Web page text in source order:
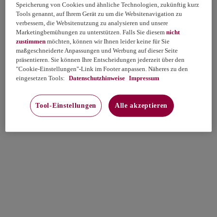
Speicherung von Cookies und ähnliche Technologien, zukünftig kurz
Tools genannt, auf Ihrem Gerät zu um die Websitenavigation zu
verbessern, die Websitenutzung zu analysieren und unsere
Marketingbemühungen zu unterstützen. Falls Sie diesemnicht
zustimmen möchten, können wir Ihnen leider keine für Sie
maßgeschneiderte Anpassungen und Werbung auf dieser Seite
präsentieren. Sie können Ihre Entscheidungen jederzeit über den
"Cookie-Einstellungen"-Link im Footer anpassen. Näheres zu den
eingesetzen Tools: Datenschutzhinweise Impressum
Tool-Einstellungen Alle akzeptieren